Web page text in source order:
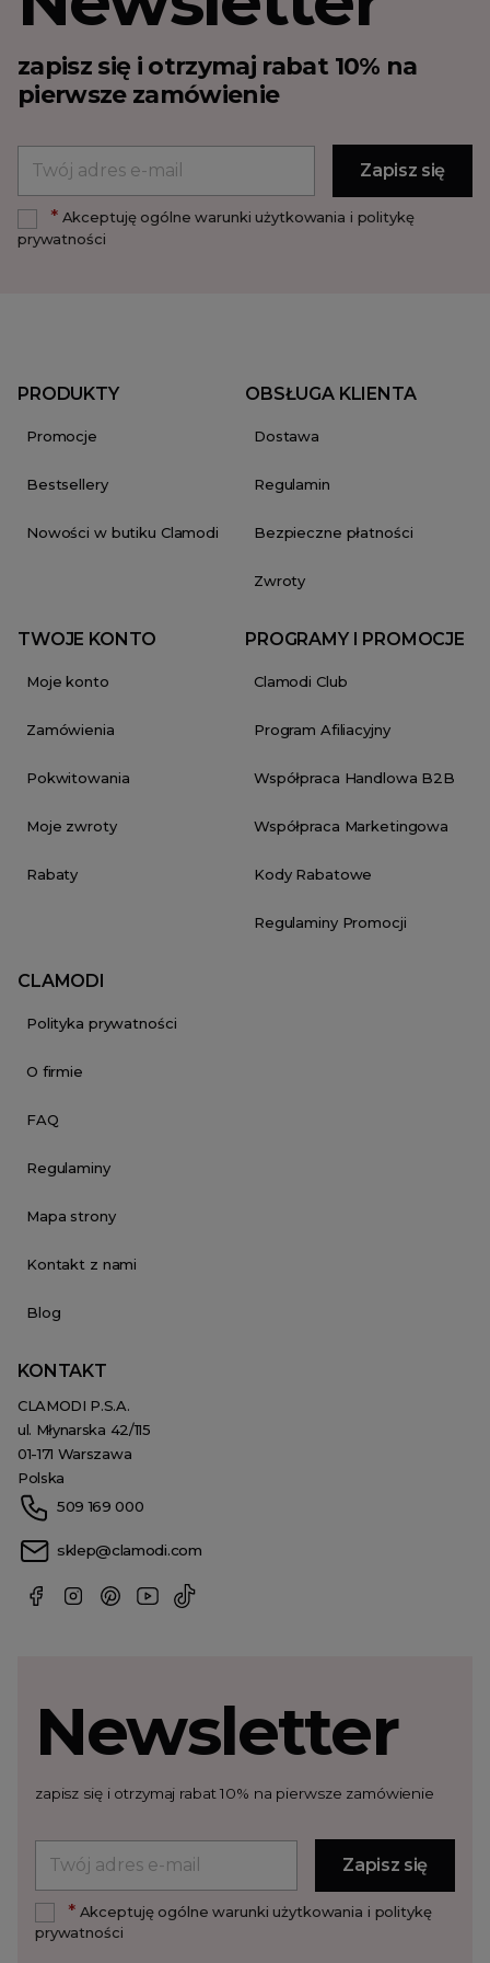
zapisz się i otrzymaj rabat 10% na
pierwsze zamówienie
*Akceptuję ogólne warunki użytkowania i politykę
prywatności
PRODUKTY
Promocje
Bestsellery
Nowości w butiku Clamodi
OBSŁUGA KLIENTA
Dostawa
Regulamin
Bezpieczne płatności
Zwroty
TWOJE KONTO
Moje konto
Zamówienia
Pokwitowania
Moje zwroty
Rabaty
PROGRAMY I PROMOCJE
Clamodi Club
Program Afiliacyjny
Współpraca Handlowa B2B
Współpraca Marketingowa
Kody Rabatowe
Regulaminy Promocji
CLAMODI
Polityka prywatności
O firmie
FAQ
Regulaminy
Mapa strony
Kontakt z nami
Blog
KONTAKT
CLAMODI P.S.A.
ul. Młynarska 42/115
01-171 Warszawa
Polska
509 169 000
sklep@clamodi.com
Newsletter
zapisz się i otrzymaj rabat 10% na pierwsze zamówienie
*Akceptuję ogólne warunki użytkowania i politykę
prywatności